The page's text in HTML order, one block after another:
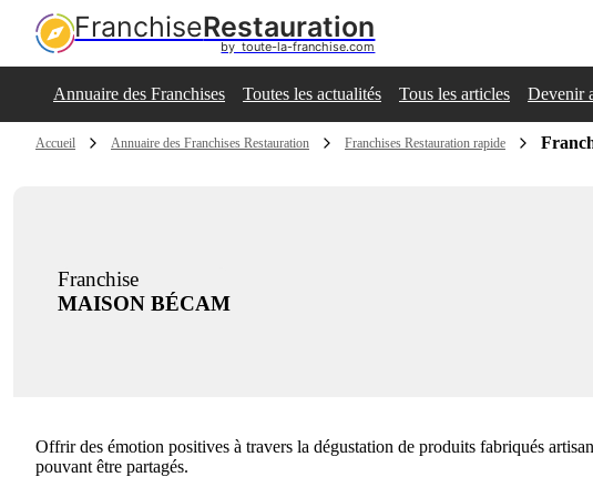
FranchiseRestauration
by  toute-la-franchise.com
Annuaire des Franchises Toutes les actualités Tous les articles Devenir
Accueil Annuaire des Franchises Restauration Franchises Restauration rapide
Franchise
MAISON BÉCAM
Offrir des émotion positives à travers la dégustation de produits fabriqués
pouvant être partagés.